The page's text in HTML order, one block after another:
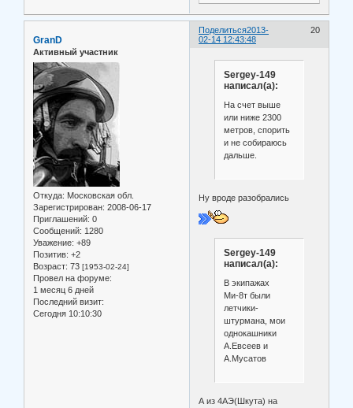
Поделиться 20
2013-
02-14 12:43:48
GranD
Активный участник
Откуда: Московская обл.
Зарегистрирован: 2008-06-17
Приглашений: 0
Сообщений: 1280
Уважение: +89
Позитив: +2
Возраст: 73 [1953-02-24]
Провел на форуме:
1 месяц 6 дней
Последний визит:
Сегодня 10:10:30
Sergey-149
написал(а):
На счет выше
или ниже 2300
метров, спорить
и не собираюсь
дальше.
Ну вроде разобрались
Sergey-149
написал(а):
В экипажах
Ми-8т были
летчики-
штурмана, мои
однокашники
А.Евсеев и
А.Мусатов
А из 4АЭ(Шкута) на